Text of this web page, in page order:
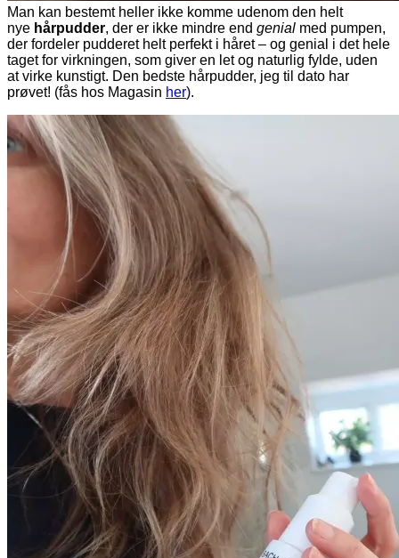
Man kan bestemt heller ikke komme udenom den helt
nye hårpudder, der er ikke mindre end genial med pumpen,
der fordeler pudderet helt perfekt i håret – og genial i det hele
taget for virkningen, som giver en let og naturlig fylde, uden
at virke kunstigt. Den bedste hårpudder, jeg til dato har
prøvet! (fås hos Magasin her).